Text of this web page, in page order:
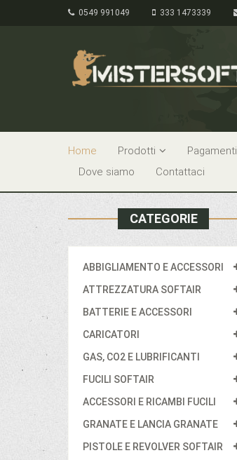
0549 991049 333 1473339
Home Prodotti Pagamenti
Dove siamo
Contattaci
CATEGORIE
ABBIGLIAMENTO E ACCESSORI
ATTREZZATURA SOFTAIR
BATTERIE E ACCESSORI
CARICATORI
GAS, CO2 E LUBRIFICANTI
FUCILI SOFTAIR
ACCESSORI E RICAMBI FUCILI
GRANATE E LANCIA GRANATE
PISTOLE E REVOLVER SOFTAIR